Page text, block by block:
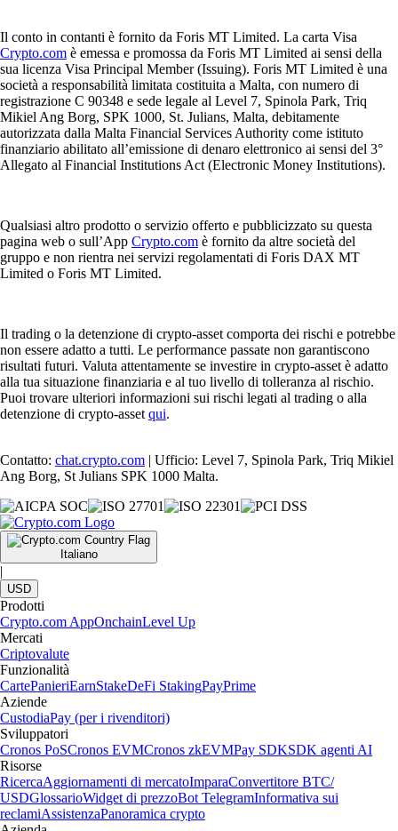
Il conto in contanti è fornito da Foris MT Limited. La carta Visa
Crypto.com è emessa e promossa da Foris MT Limited ai sensi della
sua licenza Visa Principal Member (Issuing). Foris MT Limited è una
società a responsabilità limitata costituita a Malta, con numero di
registrazione C 90348 e sede legale al Level 7, Spinola Park, Triq
Mikiel Ang Borg, SPK 1000, St. Julians, Malta, debitamente
autorizzata dalla Malta Financial Services Authority come istituto
finanziario abilitato all’emissione di denaro elettronico ai sensi del 3°
Allegato al Financial Institutions Act (Electronic Money Institutions).
Qualsiasi altro prodotto o servizio offerto e pubblicizzato su questa
pagina web o sull’App Crypto.com è fornito da altre società del
gruppo e non rientra nei servizi regolamentati di Foris DAX MT
Limited o Foris MT Limited.
Il trading o la detenzione di crypto-asset comporta dei rischi e potrebbe
non essere adatto a tutti. Le performance passate non garantiscono
risultati futuri. Valuta attentamente se investire in crypto-asset è adatto
alla tua situazione finanziaria e al tuo livello di tolleranza al rischio.
Puoi trovare ulteriori informazioni sui rischi legati al trading o alla
detenzione di crypto-asset qui.
Contatto: chat.crypto.com | Ufficio: Level 7, Spinola Park, Triq Mikiel
Ang Borg, St Julians SPK 1000 Malta.
Italiano
|
USD
Prodotti
Crypto.com AppOnchainLevel Up
Mercati
Criptovalute
Funzionalità
CartePanieriEarnStakeDeFi StakingPayPrime
Aziende
CustodiaPay (per i rivenditori)
Sviluppatori
Cronos PoSCronos EVMCronos zkEVMPay SDKSDK agenti AI
Risorse
RicercaAggiornamenti di mercatoImparaConvertitore BTC/
USDGlossarioWidget di prezzoBot TelegramInformativa sui
reclamiAssistenzaPanoramica crypto